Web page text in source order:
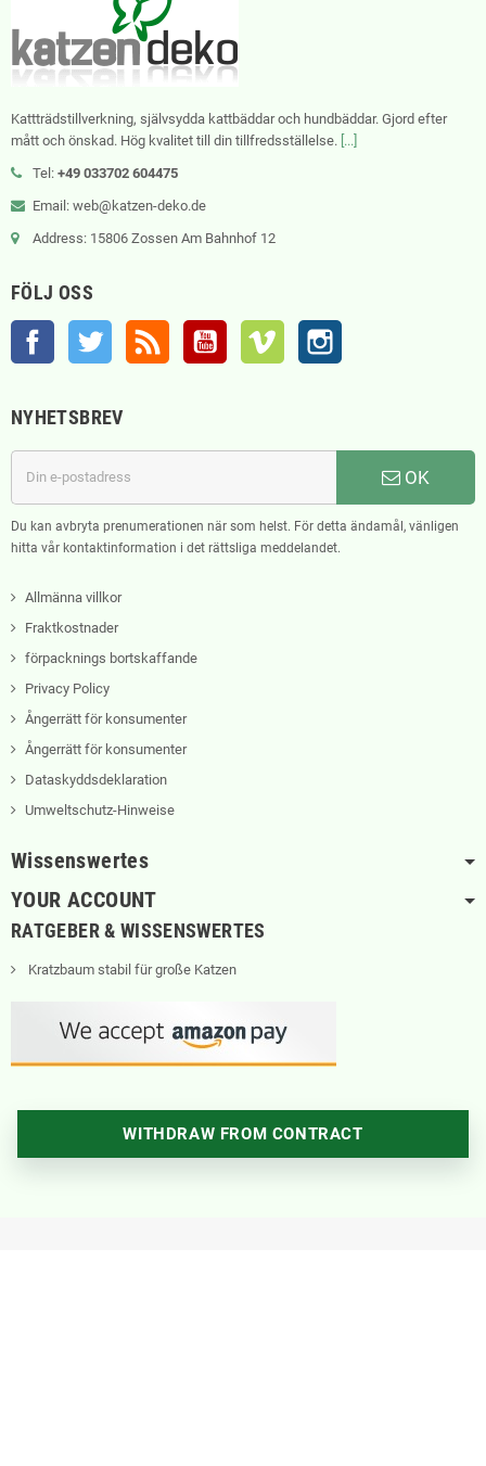
Kattträdstillverkning, självsydda kattbäddar och hundbäddar. Gjord efter
mått och önskad. Hög kvalitet till din tillfredsställelse. [...]
Tel: +49 033702 604475
Email: web@katzen-deko.de
Address: 15806 Zossen Am Bahnhof 12
FÖLJ OSS
Facebook Twitter RSS YouTube Vimeo
NYHETSBREV
OK
Du kan avbryta prenumerationen när som helst. För detta ändamål, vänligen
hitta vår kontaktinformation i det rättsliga meddelandet.
Allmänna villkor
Fraktkostnader
förpacknings bortskaffande
Privacy Policy
Ångerrätt för konsumenter
Ångerrätt för konsumenter
Dataskyddsdeklaration
Umweltschutz-Hinweise
Wissenswertes
YOUR ACCOUNT
RATGEBER & WISSENSWERTES
Kratzbaum stabil für große Katzen
WITHDRAW FROM CONTRACT